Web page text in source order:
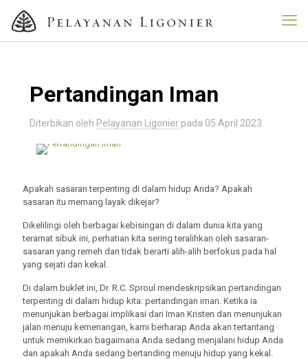
Pertandingan Iman
Diterbikan oleh Pelayanan Ligonier pada 05 April 2023
Apakah sasaran terpenting di dalam hidup Anda? Apakah
sasaran itu memang layak dikejar?
Dikelilingi oleh berbagai kebisingan di dalam dunia kita yang
teramat sibuk ini, perhatian kita sering teralihkan oleh sasaran-
sasaran yang remeh dan tidak berarti alih-alih berfokus pada hal
yang sejati dan kekal.
Di dalam buklet ini, Dr. R.C. Sproul mendeskripsikan pertandingan
terpenting di dalam hidup kita: pertandingan iman. Ketika ia
menunjukan berbagai implikasi dari Iman Kristen dan menunjukan
jalan menuju kemenangan, kami berharap Anda akan tertantang
untuk memikirkan bagaimana Anda sedang menjalani hidup Anda
dan apakah Anda sedang bertanding menuju hidup yang kekal.